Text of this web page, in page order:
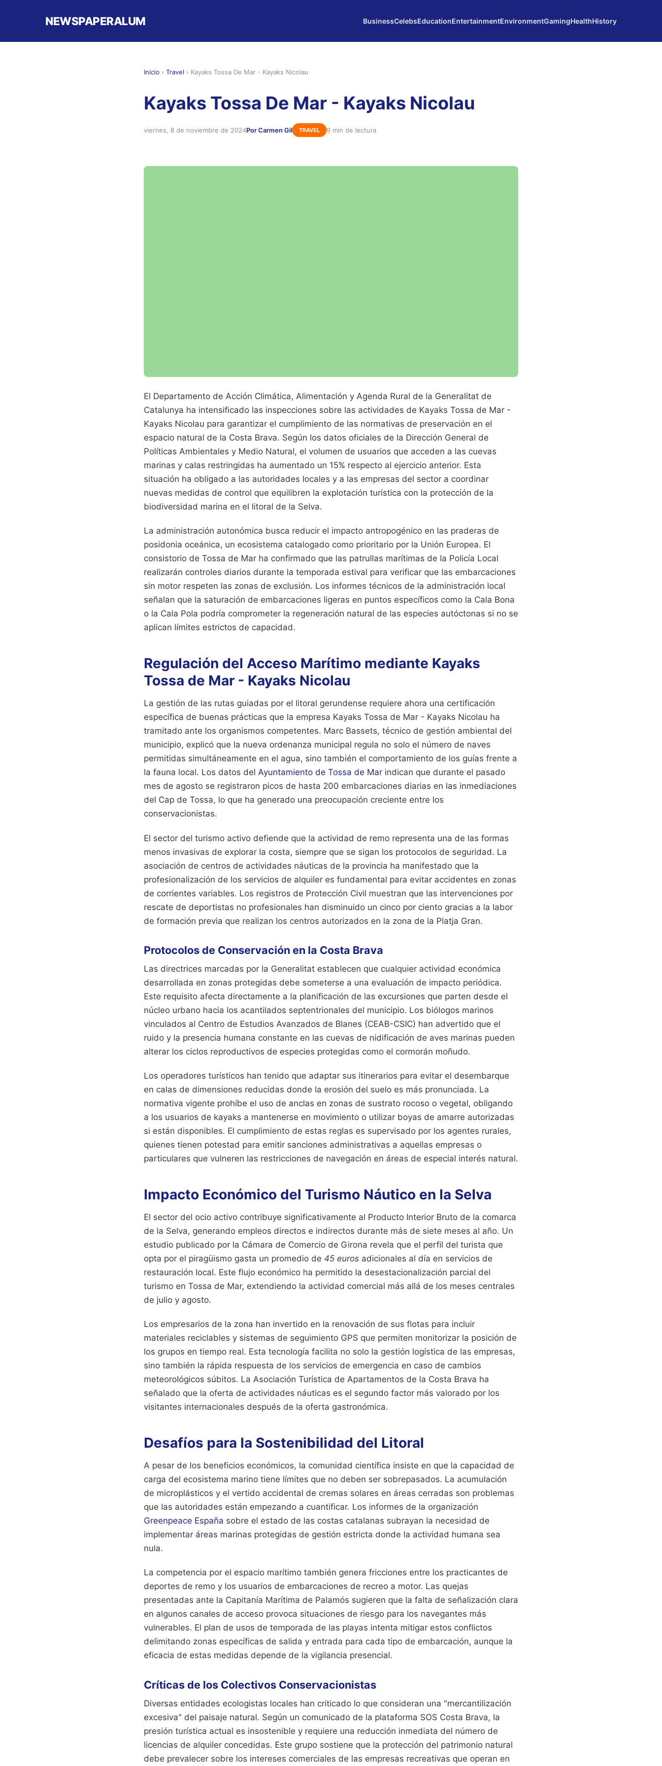
NEWSPAPERALUM BusinessCelebsEducationEntertainmentEnvironmentGamingHealthHistory
Inicio › Travel › Kayaks Tossa De Mar - Kayaks Nicolau
Kayaks Tossa De Mar - Kayaks Nicolau
viernes, 8 de noviembre de 2024Por Carmen Gil TRAVEL 9 min de lectura
El Departamento de Acción Climática, Alimentación y Agenda Rural de la Generalitat de
Catalunya ha intensificado las inspecciones sobre las actividades de Kayaks Tossa de Mar -
Kayaks Nicolau para garantizar el cumplimiento de las normativas de preservación en el
espacio natural de la Costa Brava. Según los datos oficiales de la Dirección General de
Políticas Ambientales y Medio Natural, el volumen de usuarios que acceden a las cuevas
marinas y calas restringidas ha aumentado un 15% respecto al ejercicio anterior. Esta
situación ha obligado a las autoridades locales y a las empresas del sector a coordinar
nuevas medidas de control que equilibren la explotación turística con la protección de la
biodiversidad marina en el litoral de la Selva.
La administración autonómica busca reducir el impacto antropogénico en las praderas de
posidonia oceánica, un ecosistema catalogado como prioritario por la Unión Europea. El
consistorio de Tossa de Mar ha confirmado que las patrullas marítimas de la Policía Local
realizarán controles diarios durante la temporada estival para verificar que las embarcaciones
sin motor respeten las zonas de exclusión. Los informes técnicos de la administración local
señalan que la saturación de embarcaciones ligeras en puntos específicos como la Cala Bona
o la Cala Pola podría comprometer la regeneración natural de las especies autóctonas si no se
aplican límites estrictos de capacidad.
Regulación del Acceso Marítimo mediante Kayaks
Tossa de Mar - Kayaks Nicolau
La gestión de las rutas guiadas por el litoral gerundense requiere ahora una certificación
específica de buenas prácticas que la empresa Kayaks Tossa de Mar - Kayaks Nicolau ha
tramitado ante los organismos competentes. Marc Bassets, técnico de gestión ambiental del
municipio, explicó que la nueva ordenanza municipal regula no solo el número de naves
permitidas simultáneamente en el agua, sino también el comportamiento de los guías frente a
la fauna local. Los datos del Ayuntamiento de Tossa de Mar indican que durante el pasado
mes de agosto se registraron picos de hasta 200 embarcaciones diarias en las inmediaciones
del Cap de Tossa, lo que ha generado una preocupación creciente entre los
conservacionistas.
El sector del turismo activo defiende que la actividad de remo representa una de las formas
menos invasivas de explorar la costa, siempre que se sigan los protocolos de seguridad. La
asociación de centros de actividades náuticas de la provincia ha manifestado que la
profesionalización de los servicios de alquiler es fundamental para evitar accidentes en zonas
de corrientes variables. Los registros de Protección Civil muestran que las intervenciones por
rescate de deportistas no profesionales han disminuido un cinco por ciento gracias a la labor
de formación previa que realizan los centros autorizados en la zona de la Platja Gran.
Protocolos de Conservación en la Costa Brava
Las directrices marcadas por la Generalitat establecen que cualquier actividad económica
desarrollada en zonas protegidas debe someterse a una evaluación de impacto periódica.
Este requisito afecta directamente a la planificación de las excursiones que parten desde el
núcleo urbano hacia los acantilados septentrionales del municipio. Los biólogos marinos
vinculados al Centro de Estudios Avanzados de Blanes (CEAB-CSIC) han advertido que el
ruido y la presencia humana constante en las cuevas de nidificación de aves marinas pueden
alterar los ciclos reproductivos de especies protegidas como el cormorán moñudo.
Los operadores turísticos han tenido que adaptar sus itinerarios para evitar el desembarque
en calas de dimensiones reducidas donde la erosión del suelo es más pronunciada. La
normativa vigente prohíbe el uso de anclas en zonas de sustrato rocoso o vegetal, obligando
a los usuarios de kayaks a mantenerse en movimiento o utilizar boyas de amarre autorizadas
si están disponibles. El cumplimiento de estas reglas es supervisado por los agentes rurales,
quienes tienen potestad para emitir sanciones administrativas a aquellas empresas o
particulares que vulneren las restricciones de navegación en áreas de especial interés natural.
Impacto Económico del Turismo Náutico en la Selva
El sector del ocio activo contribuye significativamente al Producto Interior Bruto de la comarca
de la Selva, generando empleos directos e indirectos durante más de siete meses al año. Un
estudio publicado por la Cámara de Comercio de Girona revela que el perfil del turista que
opta por el piragüismo gasta un promedio de 45 euros adicionales al día en servicios de
restauración local. Este flujo económico ha permitido la desestacionalización parcial del
turismo en Tossa de Mar, extendiendo la actividad comercial más allá de los meses centrales
de julio y agosto.
Los empresarios de la zona han invertido en la renovación de sus flotas para incluir
materiales reciclables y sistemas de seguimiento GPS que permiten monitorizar la posición de
los grupos en tiempo real. Esta tecnología facilita no solo la gestión logística de las empresas,
sino también la rápida respuesta de los servicios de emergencia en caso de cambios
meteorológicos súbitos. La Asociación Turística de Apartamentos de la Costa Brava ha
señalado que la oferta de actividades náuticas es el segundo factor más valorado por los
visitantes internacionales después de la oferta gastronómica.
Desafíos para la Sostenibilidad del Litoral
A pesar de los beneficios económicos, la comunidad científica insiste en que la capacidad de
carga del ecosistema marino tiene límites que no deben ser sobrepasados. La acumulación
de microplásticos y el vertido accidental de cremas solares en áreas cerradas son problemas
que las autoridades están empezando a cuantificar. Los informes de la organización
Greenpeace España sobre el estado de las costas catalanas subrayan la necesidad de
implementar áreas marinas protegidas de gestión estricta donde la actividad humana sea
nula.
La competencia por el espacio marítimo también genera fricciones entre los practicantes de
deportes de remo y los usuarios de embarcaciones de recreo a motor. Las quejas
presentadas ante la Capitanía Marítima de Palamós sugieren que la falta de señalización clara
en algunos canales de acceso provoca situaciones de riesgo para los navegantes más
vulnerables. El plan de usos de temporada de las playas intenta mitigar estos conflictos
delimitando zonas específicas de salida y entrada para cada tipo de embarcación, aunque la
eficacia de estas medidas depende de la vigilancia presencial.
Críticas de los Colectivos Conservacionistas
Diversas entidades ecologistas locales han criticado lo que consideran una "mercantilización
excesiva" del paisaje natural. Según un comunicado de la plataforma SOS Costa Brava, la
presión turística actual es insostenible y requiere una reducción inmediata del número de
licencias de alquiler concedidas. Este grupo sostiene que la protección del patrimonio natural
debe prevalecer sobre los intereses comerciales de las empresas recreativas que operan en